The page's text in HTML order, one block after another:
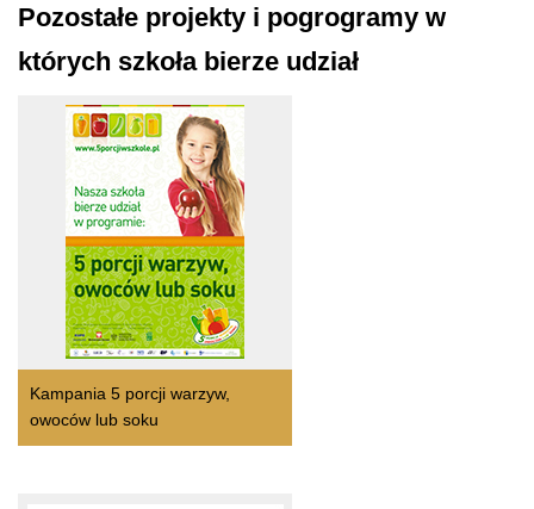
Pozostałe projekty i pogrogramy w
których szkoła bierze udział
Kampania 5 porcji warzyw,
owoców lub soku